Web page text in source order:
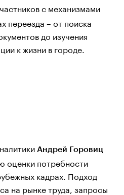
с механизмами
переезда – от поиска
до изучения
к жизни в городе.
Андрей Горовиц
оценки потребности
кадрах. Подход
на рынке труда, запросы